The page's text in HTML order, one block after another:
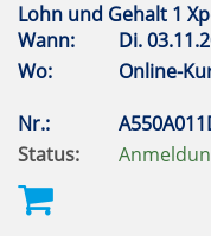
Lohn und Gehalt 1
Wann:
Di.
Wo:
Online-
Nr.:
Status: